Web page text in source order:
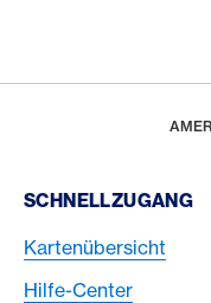
Footer
Footer Navigation
SCHNELLZUGANG
Kartenübersicht
Hilfe-Center